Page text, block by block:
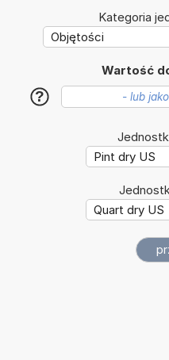
Kategoria
Wartość
?